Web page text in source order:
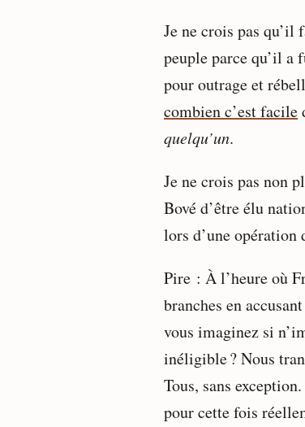
Je ne crois pas qu’il
peuple parce qu’il a
pour outrage et
combien c’est facile
quelqu’un.
Je ne crois pas non
Bové d’être élu
lors d’une opération
Pire : À l’heure où
branches en
vous imaginez si
inéligible ? Nous
Tous, sans
pour cette fois